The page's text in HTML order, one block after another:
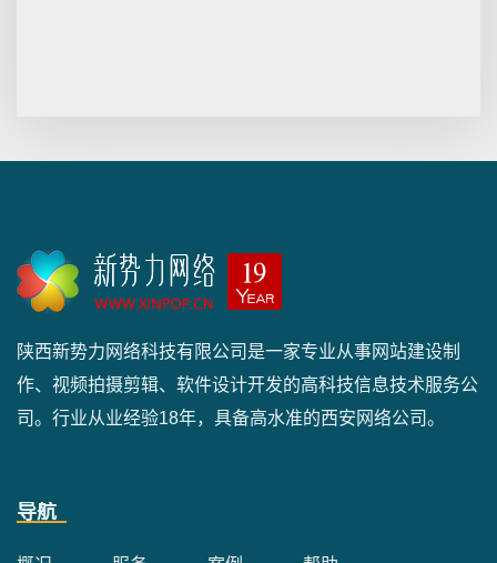
陕西新势力网络科技有限公司是一家专业从事网站建设制
作、视频拍摄剪辑、软件设计开发的高科技信息技术服务公
司。行业从业经验18年，具备高水准的西安网络公司。
导航